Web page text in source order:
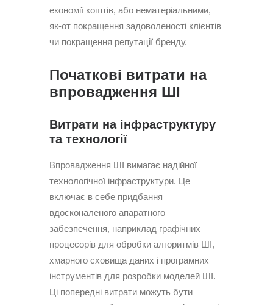
економії коштів, або нематеріальними,
як-от покращення задоволеності клієнтів
чи покращення репутації бренду.
Початкові витрати на
впровадження ШІ
Витрати на інфраструктуру
та технології
Впровадження ШІ вимагає надійної
технологічної інфраструктури. Це
включає в себе придбання
вдосконаленого апаратного
забезпечення, наприклад графічних
процесорів для обробки алгоритмів ШІ,
хмарного сховища даних і програмних
інструментів для розробки моделей ШІ.
Ці попередні витрати можуть бути